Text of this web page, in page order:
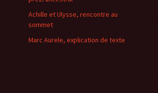
Achille et Ulysse, rencontre au
sommet
Marc Aurele, explication de texte